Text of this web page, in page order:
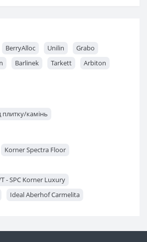
BerryAlloc Unilin
Grabo
Barlinek Tarkett
Arbiton
плитку/камінь
Korner Spectra Floor
- SPC Korner Luxury
Ideal Aberhof Carmelita